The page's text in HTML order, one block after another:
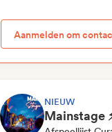
Aanmelden om
NIEUW